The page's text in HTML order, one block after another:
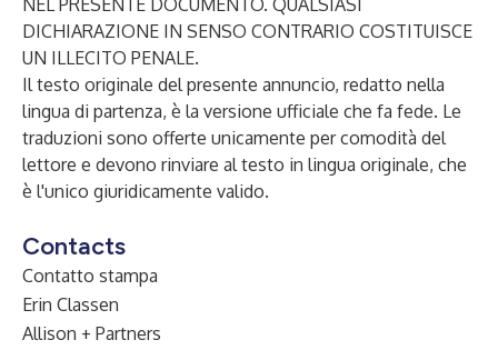
NEL PRESENTE DOCUMENTO. QUALSIASI
DICHIARAZIONE IN SENSO CONTRARIO COSTITUISCE
UN ILLECITO PENALE.
Il testo originale del presente annuncio, redatto nella
lingua di partenza, è la versione ufficiale che fa fede. Le
traduzioni sono offerte unicamente per comodità del
lettore e devono rinviare al testo in lingua originale, che
è l'unico giuridicamente valido.
Contacts
Contatto stampa
Erin Classen
Allison + Partners